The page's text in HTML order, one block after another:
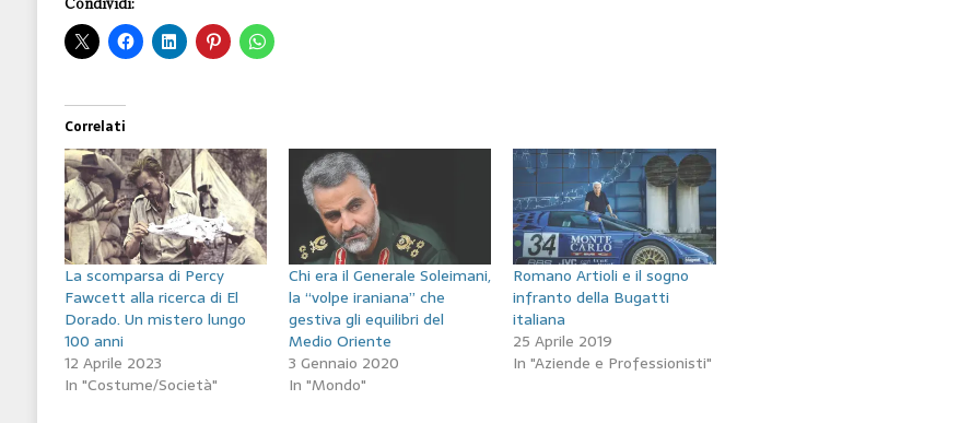
Correlati
La scomparsa di Percy
Fawcett alla ricerca di El
Dorado. Un mistero lungo
100 anni
12 Aprile 2023
In "Costume/Società"
Chi era il Generale Soleimani,
la “volpe iraniana” che
gestiva gli equilibri del
Medio Oriente
3 Gennaio 2020
In "Mondo"
Romano Artioli e il sogno
infranto della Bugatti
italiana
25 Aprile 2019
In "Aziende e Professionisti"